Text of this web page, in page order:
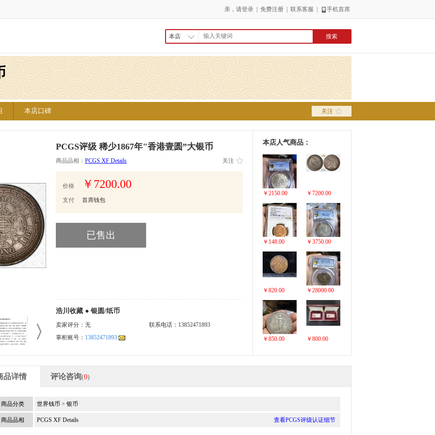
亲，请登录 免费注册 联系客服 手机首席
本店
本店口碑 关注
PCGS评级 稀少1867年"香港壹圆”大银币
商品品相： PCGS XF Details 关注
价格 ￥7200.00
支付 首席钱包
已售出
浩川收藏 ● 银圆/纸币
卖家评分：无
联系电话：13852471893
掌柜账号： 13852471893
本店人气商品：
￥2150.00 ￥7200.00
￥148.00 ￥3750.00
￥820.00 ￥28000.00
￥850.00 ￥800.00
品详情 评论咨询(0)
商品分类 世界钱币 > 银币
商品品相 PCGS XF Details 查看PCGS评级认证细节